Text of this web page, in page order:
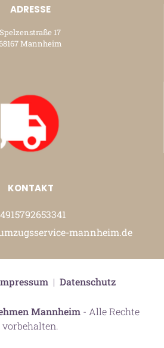
ADRESSE
Spelzenstraße 17
68167 Mannheim
KONTAKT
mannheim.de
Mannheim - Alle Rechte
vorbehalten.
| Datenschutz